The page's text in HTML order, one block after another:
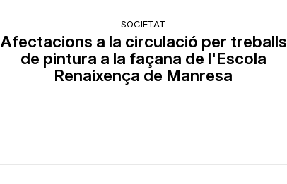
SOCIETAT
Afectacions a la circulació per treballs
de pintura a la façana de l'Escola
Renaixença de Manresa